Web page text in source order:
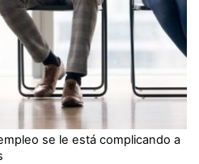
se le está complicando a